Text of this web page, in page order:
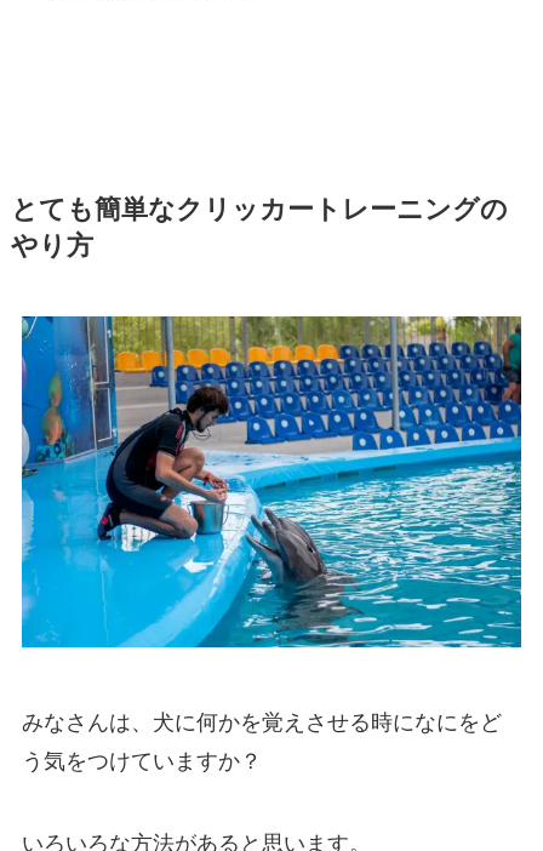
とても簡単なクリッカートレーニングの
やり方
みなさんは、犬に何かを覚えさせる時になにをど
う気をつけていますか？
いろいろな方法があると思います。